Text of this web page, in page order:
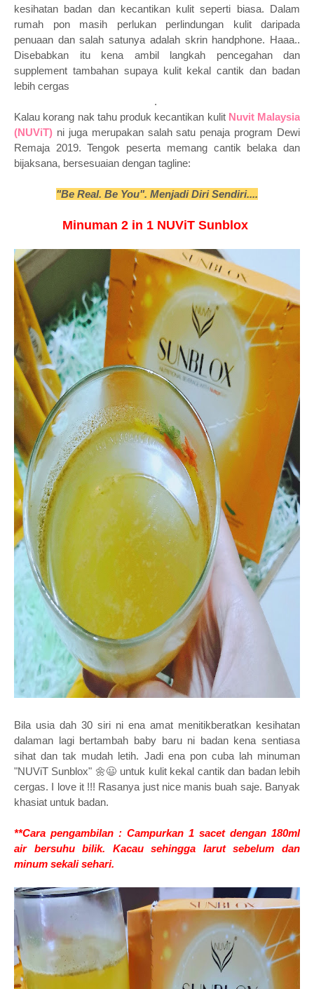
kesihatan badan dan kecantikan kulit seperti biasa. Dalam
rumah pon masih perlukan perlindungan kulit daripada
penuaan dan salah satunya adalah skrin handphone. Haaa..
Disebabkan itu kena ambil langkah pencegahan dan
supplement tambahan supaya kulit kekal cantik dan badan
lebih cergas
.
Kalau korang nak tahu produk kecantikan kulit Nuvit Malaysia
(NUViT) ni juga merupakan salah satu penaja program Dewi
Remaja 2019. Tengok peserta memang cantik belaka dan
bijaksana, bersesuaian dengan tagline:
"Be Real. Be You". Menjadi Diri Sendiri....
Minuman 2 in 1 NUViT Sunblox
Bila usia dah 30 siri ni ena amat menitikberatkan kesihatan
dalaman lagi bertambah baby baru ni badan kena sentiasa
sihat dan tak mudah letih. Jadi ena pon cuba lah minuman
"NUViT Sunblox" 🌼😃 untuk kulit kekal cantik dan badan lebih
cergas. I love it !!! Rasanya just nice manis buah saje. Banyak
khasiat untuk badan.
**Cara pengambilan : Campurkan 1 sacet dengan 180ml
air bersuhu bilik. Kacau sehingga larut sebelum dan
minum sekali sehari.